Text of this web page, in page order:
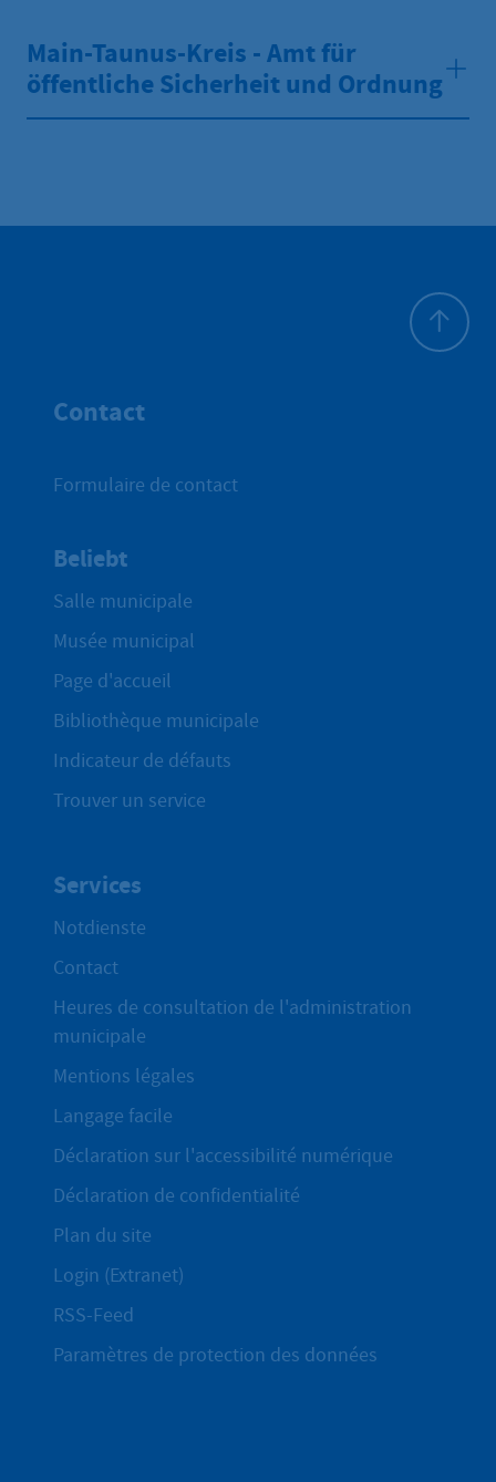
Main-Taunus-Kreis - Amt für
öffentliche Sicherheit und Ordnung
Contact
Formulaire de contact
Beliebt
Salle municipale
Musée municipal
Page d'accueil
Bibliothèque municipale
Indicateur de défauts
Trouver un service
Services
Notdienste
Contact
Heures de consultation de l'administration
municipale
Mentions légales
Langage facile
Déclaration sur l'accessibilité numérique
Déclaration de confidentialité
Plan du site
Login (Extranet)
RSS-Feed
Paramètres de protection des données